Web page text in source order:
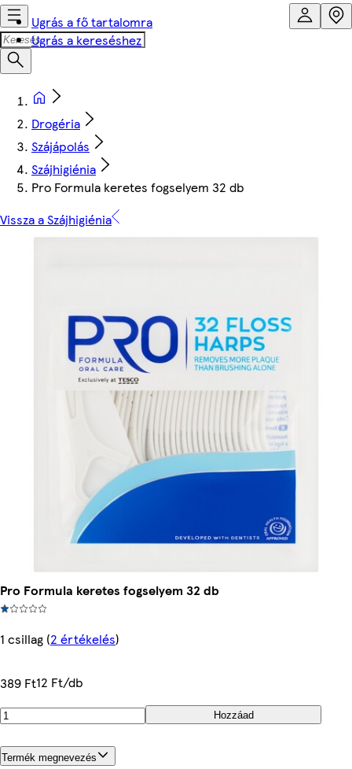
Ugrás a fő tartalomra
Ugrás a kereséshez
Drogéria
Szájápolás
Szájhigiénia
Pro Formula keretes fogselyem 32 db
Vissza a Szájhigiénia
Pro Formula keretes fogselyem 32 db
1 csillag (2 értékelés)
389 Ft12 Ft/db
Hozzáad
Termék megnevezés